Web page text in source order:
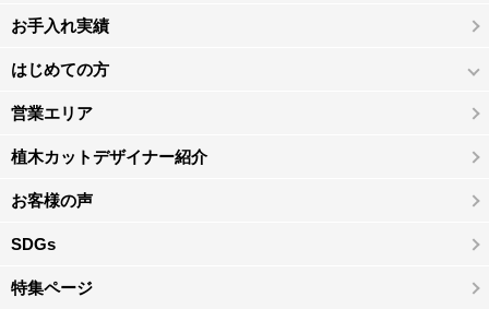
お手入れ実績
はじめての方
営業エリア
植木カットデザイナー紹介
お客様の声
SDGs
特集ページ